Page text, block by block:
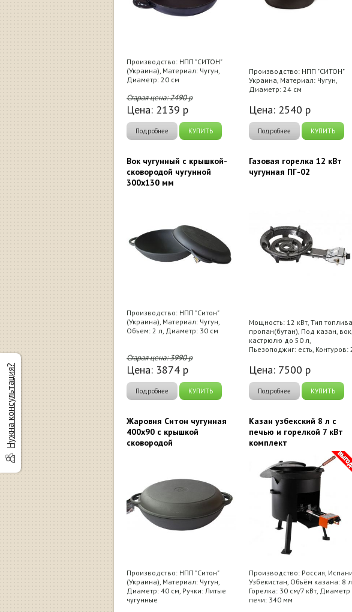
Производство: НПП "СИТОН"
(Украина), Материал: Чугун,
Диаметр: 20 см
Старая цена:2490р
Цена: 2139 р
Подробнее КУПИТЬ
Производство: НПП "СИТОН"
Украина, Материал: Чугун,
Диаметр: 24 см
Цена: 2540 р
Подробнее КУПИТЬ
Вок чугунный с крышкой-
сковородой чугунной
300x130 мм
Производство: НПП "Ситон"
(Украина), Материал: Чугун,
Объем: 2 л, Диаметр: 30 см
Старая цена:3990р
Цена: 3874 р
Подробнее КУПИТЬ
Газовая горелка 12 кВт
чугунная ПГ-02
Мощность: 12 кВт, Тип
пропан(бутан), Под казан, вок,
кастрюлю до 50 л,
Пьезоподжиг: есть, Контуров:
Цена: 7500 р
Подробнее КУПИТЬ
Жаровня Ситон чугунная
400х90 с крышкой
сковородой
Производство: НПП "Ситон"
(Украина), Материал: Чугун,
Диаметр: 40 см, Ручки: Литые
чугунные
Казан узбекский 8 л с
печью и горелкой 7 кВт
комплект
Производство: Россия,
Узбекистан, Объём казана: 8 л,
Горелка: 30 см/7 кВт, Диаметр
печи: 340 мм
Нужна консультация?